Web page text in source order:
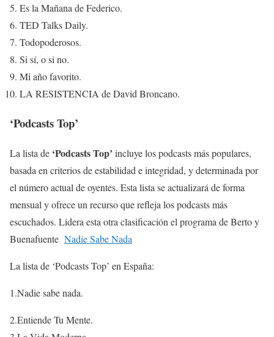
Es la Mañana de Federico.
TED Talks Daily.
Todopoderosos.
Si sí, o si no.
Mi año favorito.
LA RESISTENCIA de David Broncano.
‘Podcasts Top’
La lista de ‘Podcasts Top’ incluye los podcasts más populares,
basada en criterios de estabilidad e integridad, y determinada por
el número actual de oyentes. Esta lista se actualizará de forma
mensual y ofrece un recurso que refleja los podcasts más
escuchados. Lidera esta otra clasificación el programa de Berto y
Buenafuente Nadie Sabe Nada
La lista de ‘Podcasts Top’ en España:
1.Nadie sabe nada.
2.Entiende Tu Mente.